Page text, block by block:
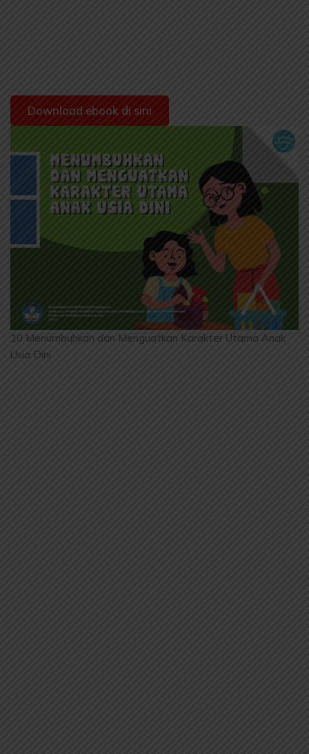
Download ebook di sini
10 Menumbuhkan dan Menguatkan Karakter Utama Anak
Usia Dini